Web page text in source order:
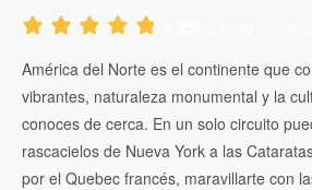
América del Norte es el continente que
vibrantes, naturaleza monumental y la
conoces de cerca. En un solo circuito
rascacielos de Nueva York a las
por el Quebec francés, maravillarte con